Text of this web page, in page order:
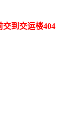
交到交运楼404